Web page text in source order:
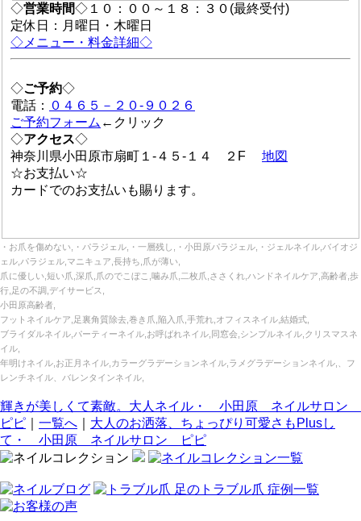
◇営業時間◇１０：００～１８：３０(最終受付)
定休日：月曜日・木曜日
◇メニュー・料金詳細◇
◇ご予約◇
電話： ０４６５－２０-９０２６
ご予約フォーム ←クリック
◇アクセス◇
神奈川県小田原市扇町１-４５-１４ ２F 地図
☆お支払い☆
カードでのお支払いも賜ります。
・お爪を傷めない,・パラジェル,・一層残し,・小田原パラジェル,・ジェルネイル,バイオジ
ェル,パラジェル,マニキュア,長持ち,爪が薄い,
爪に優しい,短い爪,深爪,爪のでこぼこ,噛み爪,二枚爪,ささくれ,ハンドネイルケア,高齢者,歩
行,足の不調,デイサービス,
小田原高齢者,
フットネイルケア,足裏角質除去,巻き爪,陥入爪,手荒れ,オフィスネイル,結婚式,
ブライダルネイル,パーティーネイル,お呼ばれネイル,同窓会,シンプルネイル,クリスマスネ
イル,
年明けネイル,お正月ネイル,カラーグラデーションネイル,ラメグラデーションネイル,、フ
レンチネイル、バレンタインネイル,
輝きが美しくて素敵。大人ネイル・ 小田原 ネイルサロン
ピピ
一覧へ
大人のお洒落、ちょっぴり可愛さもPlusし
て・ 小田原 ネイルサロン ピピ